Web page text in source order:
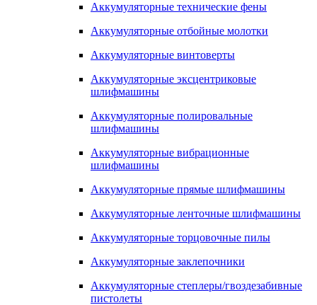
Аккумуляторные технические фены
Аккумуляторные отбойные молотки
Аккумуляторные винтоверты
Аккумуляторные эксцентриковые
шлифмашины
Аккумуляторные полировальные
шлифмашины
Аккумуляторные вибрационные
шлифмашины
Аккумуляторные прямые шлифмашины
Аккумуляторные ленточные шлифмашины
Аккумуляторные торцовочные пилы
Аккумуляторные заклепочники
Аккумуляторные степлеры/гвоздезабивные
пистолеты